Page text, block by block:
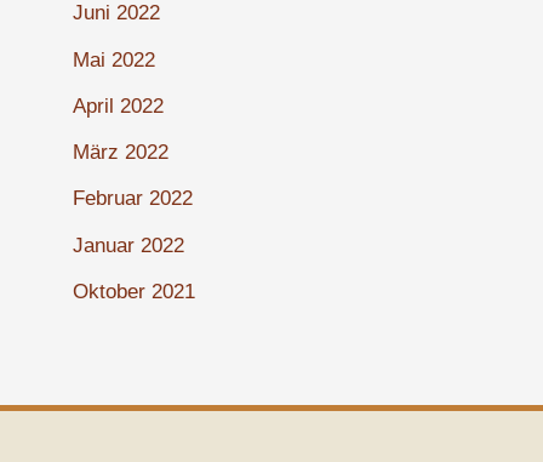
Juni 2022
Mai 2022
April 2022
März 2022
Februar 2022
Januar 2022
Oktober 2021